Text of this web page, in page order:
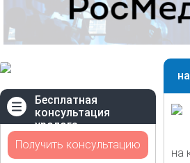
Бесплатная
консультация
уролога
Получить консультацию
на